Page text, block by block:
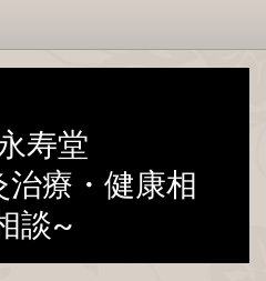
寿堂
療・健康相
談~